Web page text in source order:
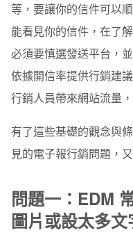
問題四：EDM 中的圖
問題五：EDM 視覺動
問題六：為什麼有時
率低？
失焦？
問題八：主旨怎麼下
等，要讓你的信件可以
能看見你的信件，在了
必須要慎選發送平台，
依據開信率提供行銷建
行銷人員帶來網站流量
有了這些基礎的觀念與
見的電子報行銷問題，
問題一：EDM
圖片或設太多